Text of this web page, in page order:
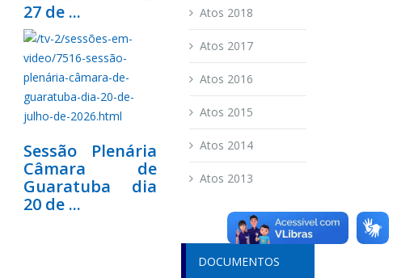
27 de ...
Sessão Plenária
Câmara de
Guaratuba dia
20 de ...
Atos 2018
Atos 2017
Atos 2016
Atos 2015
Atos 2014
Atos 2013
DOCUMENTOS